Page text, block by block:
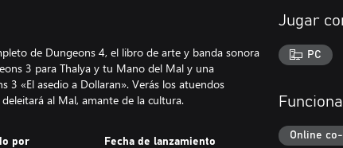
de Dungeons 4, el libro de arte y banda sonora
3 para Thalya y tu Mano del Mal y una
3 «El asedio a Dollaran». Verás los atuendos
al Mal, amante de la cultura.
por Fecha de lanzamiento
Jugar
PC
Online